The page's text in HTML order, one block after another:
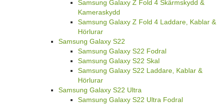
Samsung Galaxy Z Fold 4 Skärmskydd &
Kameraskydd
Samsung Galaxy Z Fold 4 Laddare, Kablar &
Hörlurar
Samsung Galaxy S22
Samsung Galaxy S22 Fodral
Samsung Galaxy S22 Skal
Samsung Galaxy S22 Laddare, Kablar &
Hörlurar
Samsung Galaxy S22 Ultra
Samsung Galaxy S22 Ultra Fodral